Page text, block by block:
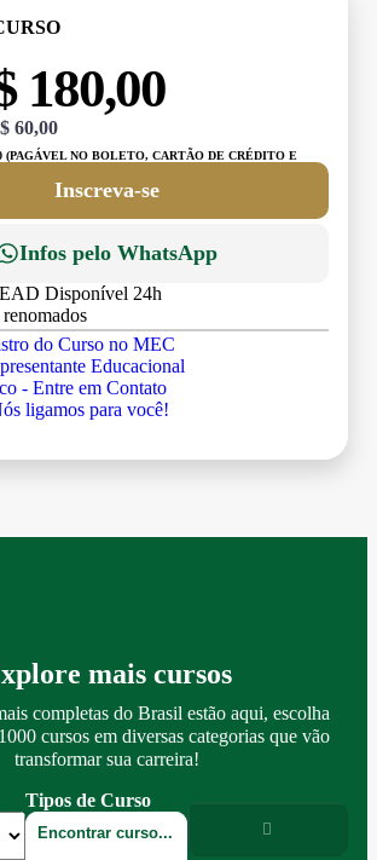
180,00
60,00
(PAGÁVEL NO BOLETO, CARTÃO DE CRÉDITO E
Inscreva-se
Infos pelo WhatsApp
Disponível 24h
do Curso no MEC
Educacional
- Entre em Contato
ligamos para você!
mais cursos
completas do Brasil estão aqui, escolha
cursos em diversas categorias que vão
transformar sua carreira!
Tipos de Curso